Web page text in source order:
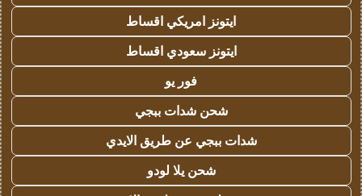
ايتونز امريكي اقساط
ايتونز سعودي اقساط
فور يو
شحن شدات ببجي
شدات ببجي عن طريق الايدي
شحن يلا لودو